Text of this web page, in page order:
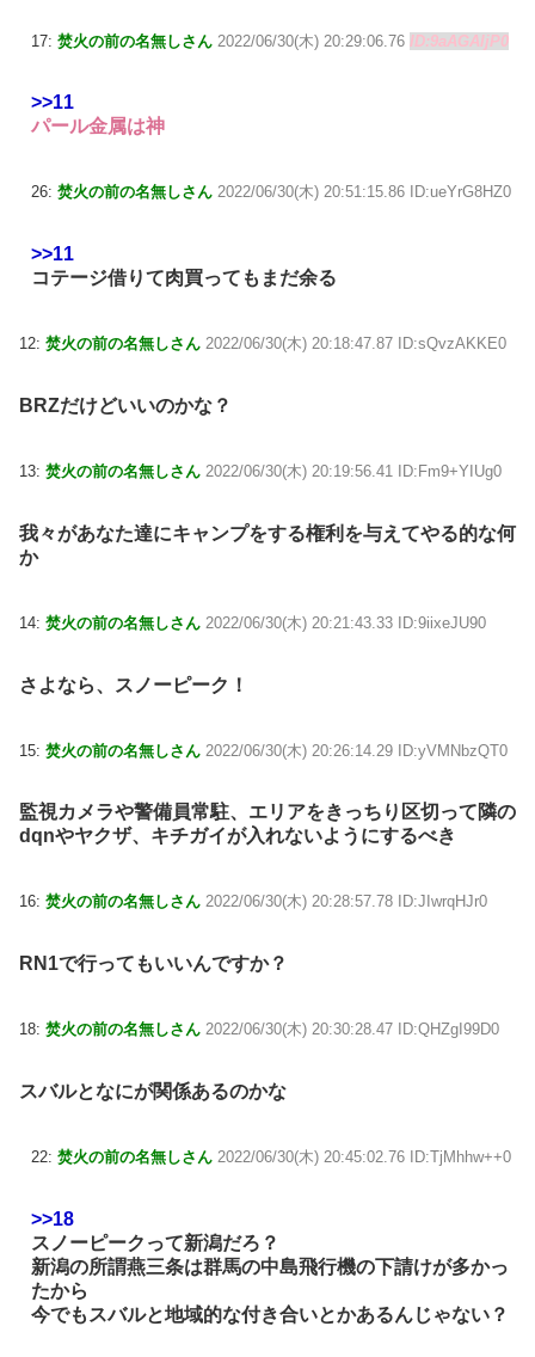
17: 焚火の前の名無しさん 2022/06/30(木) 20:29:06.76 ID:9aAGAljP0
>>11
パール金属は神
26: 焚火の前の名無しさん 2022/06/30(木) 20:51:15.86 ID:ueYrG8HZ0
>>11
コテージ借りて肉買ってもまだ余る
12: 焚火の前の名無しさん 2022/06/30(木) 20:18:47.87 ID:sQvzAKKE0
BRZだけどいいのかな？
13: 焚火の前の名無しさん 2022/06/30(木) 20:19:56.41 ID:Fm9+YIUg0
我々があなた達にキャンプをする権利を与えてやる的な何
か
14: 焚火の前の名無しさん 2022/06/30(木) 20:21:43.33 ID:9iixeJU90
さよなら、スノーピーク！
15: 焚火の前の名無しさん 2022/06/30(木) 20:26:14.29 ID:yVMNbzQT0
監視カメラや警備員常駐、エリアをきっちり区切って隣の
dqnやヤクザ、キチガイが入れないようにするべき
16: 焚火の前の名無しさん 2022/06/30(木) 20:28:57.78 ID:JIwrqHJr0
RN1で行ってもいいんですか？
18: 焚火の前の名無しさん 2022/06/30(木) 20:30:28.47 ID:QHZgI99D0
スバルとなにが関係あるのかな
22: 焚火の前の名無しさん 2022/06/30(木) 20:45:02.76 ID:TjMhhw++0
>>18
スノーピークって新潟だろ？
新潟の所謂燕三条は群馬の中島飛行機の下請けが多かっ
たから
今でもスバルと地域的な付き合いとかあるんじゃない？